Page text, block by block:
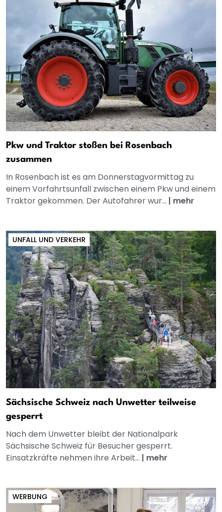
Pkw und Traktor stoßen bei Rosenbach
zusammen
In Rosenbach ist es am Donnerstagvormittag zu
einem Vorfahrtsunfall zwischen einem Pkw und einem
Traktor gekommen. Der Autofahrer wur... | mehr
UNFALL UND VERKEHR
Sächsische Schweiz nach Unwetter teilweise
gesperrt
Nach dem Unwetter bleibt der Nationalpark
Sächsische Schweiz für Besucher gesperrt.
Einsatzkräfte nehmen ihre Arbeit... | mehr
WERBUNG